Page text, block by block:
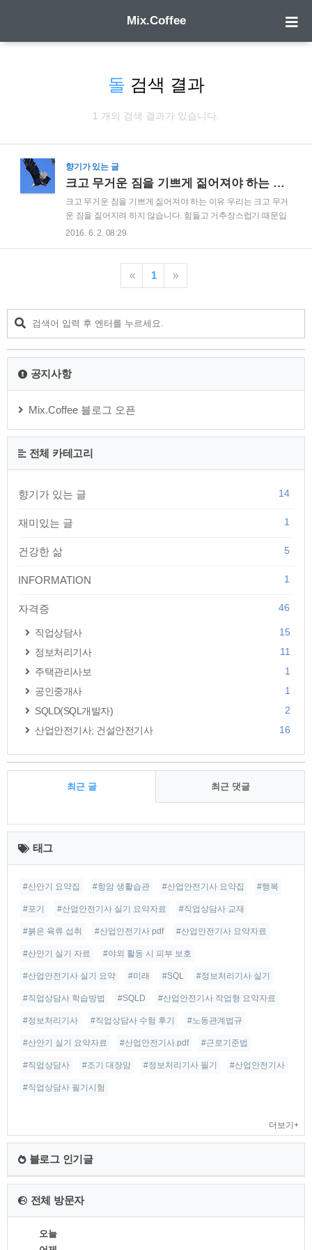
Mix.Coffee
돌 검색 결과
1 개의 검색 결과가 있습니다.
향기가 있는 글
크고 무거운 짐을 기쁘게 짊어져야 하는 이유
크고 무거운 짐을 기쁘게 짊어져야 하는 이유 우리는 크고 무거
운 짐을 짊어지려 하지 않습니다. 힘들고 거추장스럽기 때문입
니다. 그러나 무거운 날개를 어깨에 매달고 있기 새가 날 수 있
도 더 먼 거리를 날 수 있습니다. 아프리카의 어느 부족은 강을
건널 때 큰 돌을 머리에 이거나 가슴에 안고 강을 건넌다고 합니
을 건넌 사람은 그 무거운 돌로 인해 급류에 휩쓸리지 않고 무사
히 강을 건널 수 있는 반면, 그렇지 않은 사람은 강물에 휩쓸려
떠내려 가 버린다고 합니다. 이..
2016. 6. 2. 08:29
« 1 »
공지사항
Mix.Coffee 블로그 오픈
전체 카테고리
향기가 있는 글 14
재미있는 글 1
건강한 삶 5
INFORMATION 1
자격증 46
직업상담사
15
정보처리기사
11
주택관리사보
1
공인중개사
1
SQLD(SQL개발자)
2
산업안전기사; 건설안전기사
16
최근 글 최근 댓글
최
근
글
태그
#산안기 요약집 #항암 생활습관 #산업안전기사 요약집 #행복
#포기 #산업안전기사 실기 요약자료 #직업상담사 교재
#붉은 육류 섭취 #산업안전기사 pdf #산업안전기사 요약자료
#산안기 실기 자료 #야외 활동 시 피부 보호
#산업안전기사 실기 요약 #미래 #SQL #정보처리기사 실기
#직업상담사 학습방법 #SQLD #산업안전기사 작업형 요약자료
#정보처리기사 #직업상담사 수험 후기 #노동관계법규
#산안기 실기 요약자료 #산업안전기사.pdf #근로기준법
#직업상담사 #조기 대장암 #정보처리기사 필기 #산업안전기사
#직업상담사 필기시험
더보기+
블로그 인기글
전체 방문자
오늘